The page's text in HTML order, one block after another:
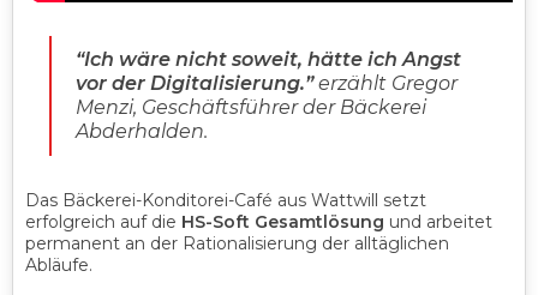
“Ich wäre nicht soweit, hätte ich Angst
vor der Digitalisierung.”erzählt Gregor
Menzi, Geschäftsführer der Bäckerei
Abderhalden.
Das Bäckerei-Konditorei-Café aus Wattwill setzt
erfolgreich auf die HS-Soft Gesamtlösung und arbeitet
permanent an der Rationalisierung der alltäglichen
Abläufe.